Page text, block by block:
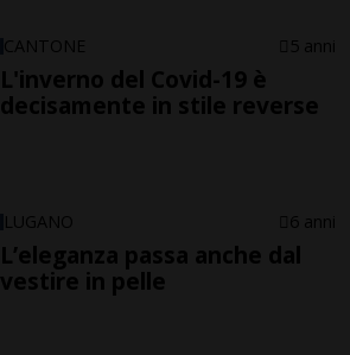
CANTONE 5 anni
L'inverno del Covid-19 è
decisamente in stile reverse
LUGANO 6 anni
L’eleganza passa anche dal
vestire in pelle